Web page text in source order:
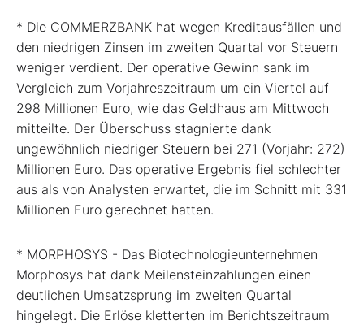
* Die COMMERZBANK hat wegen Kreditausfällen und
den niedrigen Zinsen im zweiten Quartal vor Steuern
weniger verdient. Der operative Gewinn sank im
Vergleich zum Vorjahreszeitraum um ein Viertel auf
298 Millionen Euro, wie das Geldhaus am Mittwoch
mitteilte. Der Überschuss stagnierte dank
ungewöhnlich niedriger Steuern bei 271 (Vorjahr: 272)
Millionen Euro. Das operative Ergebnis fiel schlechter
aus als von Analysten erwartet, die im Schnitt mit 331
Millionen Euro gerechnet hatten.
* MORPHOSYS - Das Biotechnologieunternehmen
Morphosys hat dank Meilensteinzahlungen einen
deutlichen Umsatzsprung im zweiten Quartal
hingelegt. Die Erlöse kletterten im Berichtszeitraum